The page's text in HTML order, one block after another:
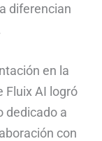
diferencian
en la
Fluix AI logró
dedicado a
con